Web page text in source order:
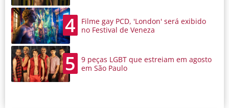
4
Filme gay PCD, 'London' será exibido
no Festival de Veneza
5
9 peças LGBT que estreiam em agosto
em São Paulo